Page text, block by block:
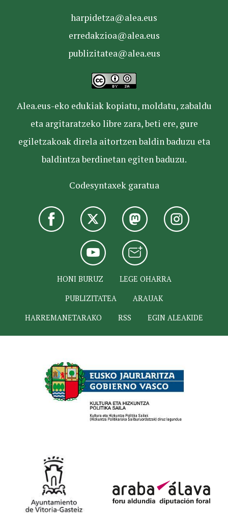
harpidetza@alea.eus
erredakzioa@alea.eus
publizitatea@alea.eus
Alea.eus-eko edukiak kopiatu, moldatu, zabaldu
eta argitaratzeko libre zara, beti ere, gure
egiletzakoak direla aitortzen baldin baduzu eta
baldintza berdinetan egiten baduzu.
Codesyntaxek garatua
HONI BURUZ
LEGE OHARRA
PUBLIZITATEA
ARAUAK
HARREMANETARAKO
RSS EGIN ALEAKIDE